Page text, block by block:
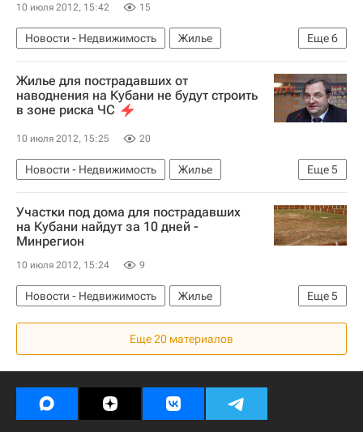
Россия
10 июля 2012, 15:42 15
Еще6
Новости - Недвижимость
Жилье
Краснодарский край
Строительство
Владимир Пучков
Наводнение в Краснодарском крае
Россия
Жилье для пострадавших от
наводнения на Кубани не будут строить
в зоне риска ЧС
10 июля 2012, 15:25 20
Еще5
Новости - Недвижимость
Жилье
Краснодарский край
Строительство
Владимир Пучков
МЧС России (Министерство РФ по делам гражданской обороны, чрезвычайным ситуациям и ликвидации последствий стихийных бедствий)
Россия
Участки под дома для пострадавших
на Кубани найдут за 10 дней -
Минрегион
10 июля 2012, 15:24 9
Еще5
Новости - Недвижимость
Жилье
Минрегион
Краснодарский край
Наводнение в Краснодарском крае
Россия
Еще 20 материалов